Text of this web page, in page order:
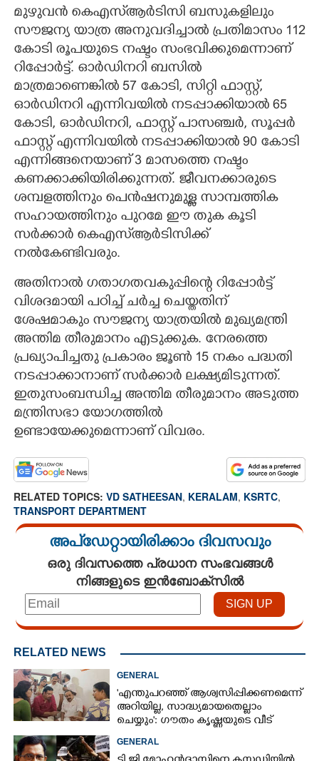
മുഴുവൻ കെഎസ്ആർടിസി ബസുകളിലും
സൗജന്യ യാത്ര അനുവദിച്ചാൽ പ്രതിമാസം 112
കോടി രൂപയുടെ നഷ്ടം സംഭവിക്കുമെന്നാണ്
റിപ്പോർട്ട്. ഓർഡിനറി ബസിൽ
മാത്രമാണെങ്കിൽ 57 കോടി, സിറ്റി ഫാസ്റ്റ്,
ഓർഡിനറി എന്നിവയിൽ നടപ്പാക്കിയാൽ 65
കോടി, ഓർഡിനറി, ഫാസ്റ്റ് പാസഞ്ചർ, സൂപ്പർ
ഫാസ്റ്റ് എന്നിവയിൽ നടപ്പാക്കിയാൽ 90 കോടി
എന്നിങ്ങനെയാണ് 3 മാസത്തെ നഷ്ടം
കണക്കാക്കിയിരിക്കുന്നത്. ജീവനക്കാരുടെ
ശമ്പളത്തിനും പെൻഷനുമുള്ള സാമ്പത്തിക
സഹായത്തിനും പുറമേ ഈ തുക കൂടി
സർക്കാർ കെഎസ്ആർടിസിക്ക്
നൽകേണ്ടിവരും.
അതിനാൽ ഗതാഗതവകുപ്പിന്റെ റിപ്പോർട്ട്
വിശദമായി പഠിച്ച് ചർച്ച ചെയ്തതിന്
ശേഷമാകും സൗജന്യ യാത്രയിൽ മുഖ്യമന്ത്രി
അന്തിമ തീരുമാനം എടുക്കുക. നേരത്തെ
പ്രഖ്യാപിച്ചതു പ്രകാരം ജൂൺ 15 നകം പദ്ധതി
നടപ്പാക്കാനാണ് സർക്കാർ ലക്ഷ്യമിടുന്നത്.
ഇതുസംബന്ധിച്ച അന്തിമ തീരുമാനം അടുത്ത
മന്ത്രിസഭാ യോഗത്തിൽ
ഉണ്ടായേക്കുമെന്നാണ് വിവരം.
RELATED TOPICS: VD SATHEESAN, KERALAM, KSRTC,
TRANSPORT DEPARTMENT
അപ്ഡേറ്റായിരിക്കാം ദിവസവും
ഒരു ദിവസത്തെ പ്രധാന സംഭവങ്ങൾ
നിങ്ങളുടെ ഇൻബോക്സിൽ
RELATED NEWS
GENERAL
'എന്തുപറഞ്ഞ് ആശ്വസിപ്പിക്കണമെന്ന്
അറിയില്ല, സാദ്ധ്യമായതെല്ലാം
ചെയ്യും': ഗൗതം കൃഷ്ണയുടെ വീട്
GENERAL